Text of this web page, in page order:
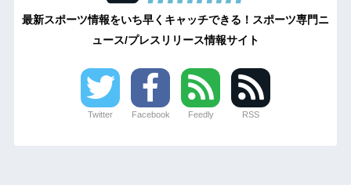
最新スポーツ情報をいち早くキャッチできる！スポーツ専門ニ
ュース/プレスリリース情報サイト
Twitter Facebook Feedly RSS